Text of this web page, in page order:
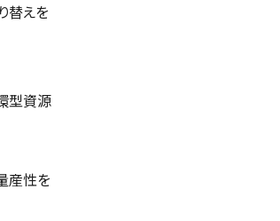
替えを
型資源
産性を